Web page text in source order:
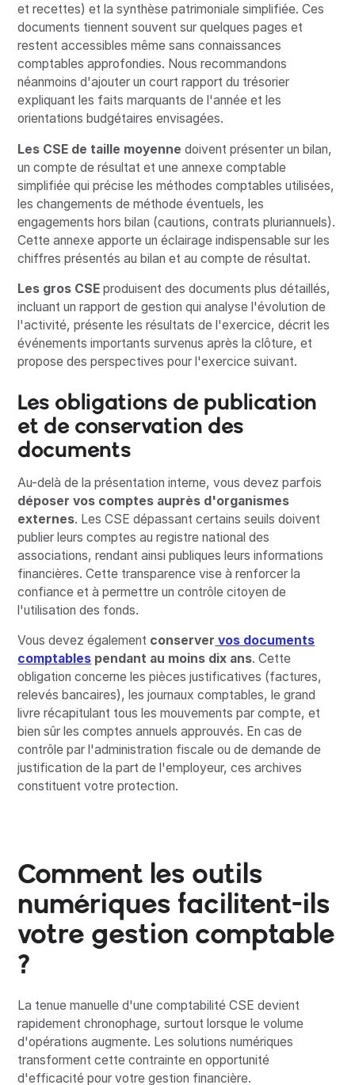
et recettes) et la synthèse patrimoniale simplifiée. Ces
documents tiennent souvent sur quelques pages et
restent accessibles même sans connaissances
comptables approfondies. Nous recommandons
néanmoins d'ajouter un court rapport du trésorier
expliquant les faits marquants de l'année et les
orientations budgétaires envisagées.
Les CSE de taille moyenne doivent présenter un bilan,
un compte de résultat et une annexe comptable
simplifiée qui précise les méthodes comptables utilisées,
les changements de méthode éventuels, les
engagements hors bilan (cautions, contrats pluriannuels).
Cette annexe apporte un éclairage indispensable sur les
chiffres présentés au bilan et au compte de résultat.
Les gros CSE produisent des documents plus détaillés,
incluant un rapport de gestion qui analyse l'évolution de
l'activité, présente les résultats de l'exercice, décrit les
événements importants survenus après la clôture, et
propose des perspectives pour l'exercice suivant.
Les obligations de publication
et de conservation des
documents
Au-delà de la présentation interne, vous devez parfois
déposer vos comptes auprès d'organismes
externes. Les CSE dépassant certains seuils doivent
publier leurs comptes au registre national des
associations, rendant ainsi publiques leurs informations
financières. Cette transparence vise à renforcer la
confiance et à permettre un contrôle citoyen de
l'utilisation des fonds.
Vous devez également conserver vos documents
comptables pendant au moins dix ans. Cette
obligation concerne les pièces justificatives (factures,
relevés bancaires), les journaux comptables, le grand
livre récapitulant tous les mouvements par compte, et
bien sûr les comptes annuels approuvés. En cas de
contrôle par l'administration fiscale ou de demande de
justification de la part de l'employeur, ces archives
constituent votre protection.
Comment les outils
numériques facilitent-ils
votre gestion comptable
?
La tenue manuelle d'une comptabilité CSE devient
rapidement chronophage, surtout lorsque le volume
d'opérations augmente. Les solutions numériques
transforment cette contrainte en opportunité
d'efficacité pour votre gestion financière.